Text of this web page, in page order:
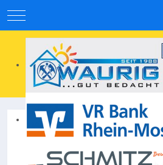
Mobile Menu Toggle
2.